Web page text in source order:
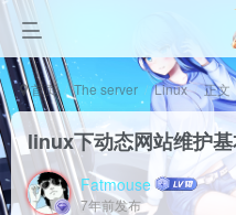
首页 The server Linux 正文
linux下动态网站维护
Fatmouse
7年前发布